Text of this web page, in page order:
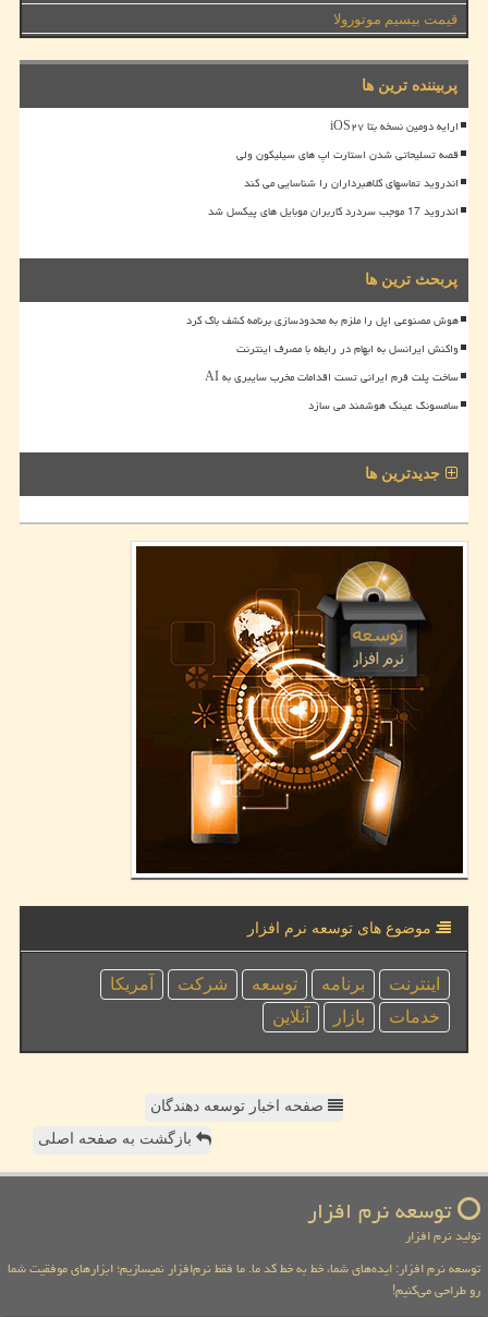
قیمت بیسیم موتورولا
پربیننده ترین ها
ارایه دومین نسخه بتا iOS۲۷
قصه تسلیحاتی شدن استارت اپ های سیلیکون ولی
اندروید تماسهای کلاهبرداران را شناسایی می کند
اندروید 17 موجب سردرد کاربران موبایل های پیکسل شد
پربحث ترین ها
هوش مصنوعی اپل را ملزم به محدودسازی برنامه کشف باگ کرد
واکنش ایرانسل به ابهام در رابطه با مصرف اینترنت
ساخت پلت فرم ایرانی تست اقدامات مخرب سایبری به AI
سامسونگ عینک هوشمند می سازد
جدیدترین ها
موضوع های توسعه نرم افزار
اینترنت برنامه توسعه شركت
آمریكا
خدمات
بازار آنلاین
صفحه اخبار توسعه دهندگان
بازگشت به صفحه اصلی
توسعه نرم افزار
تولید نرم افزار
توسعه نرم افزار: ایده‌های شما، خط به خط کد ما. ما فقط نرم‌افزار نمیسازیم؛ ابزارهای موفقیت شما
رو طراحی می‌کنیم!